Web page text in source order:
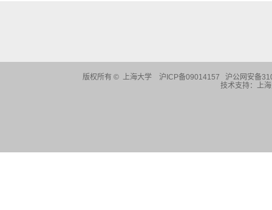
版权所有 © 上海大学
沪ICP备09014157 沪公网安备
技术支持：上